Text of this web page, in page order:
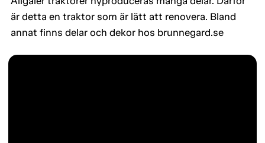
är detta en traktor som är lätt att renovera. Bland
annat finns delar och dekor hos brunnegard.se